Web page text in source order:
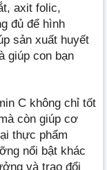
axit folic,
đủ để hình
sản xuất huyết
giúp con bạn
C không chỉ tốt
còn giúp cơ
thực phẩm
nổi bật khác
và trao đổi